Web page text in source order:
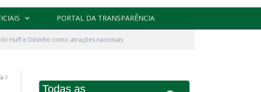
PORTAL DA TRANSPARÊNCIA
Huff e Dilsinho como atrações nacionais
0
Todas as